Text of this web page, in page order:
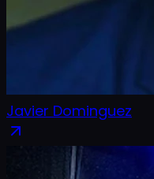
Javier Dominguez